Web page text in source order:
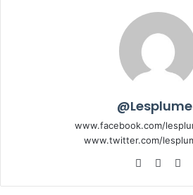
www.facebook.com/
www.twitter.com/
Website